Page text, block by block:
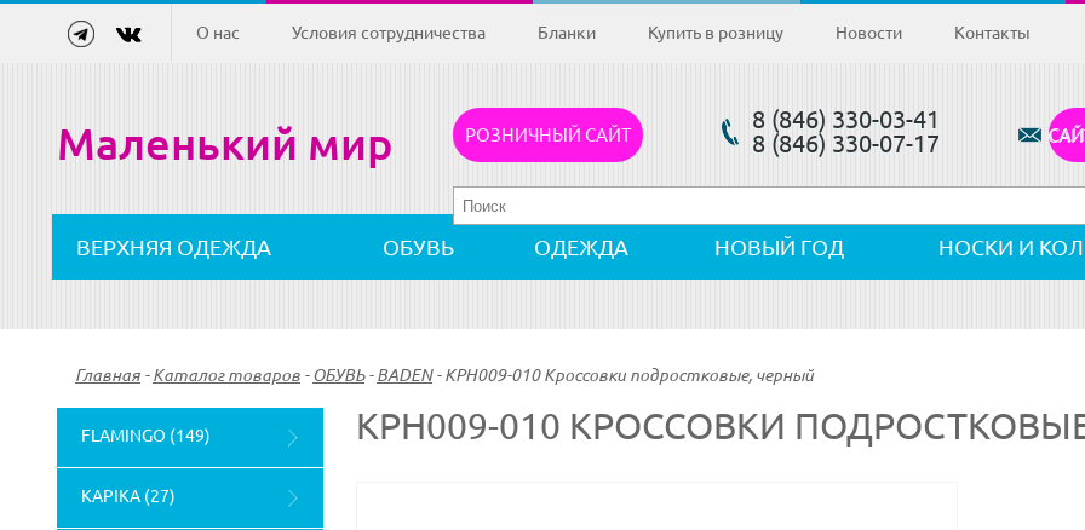
О нас Условия сотрудничества Бланки Купить в розницу Новости Контакты
Маленький мир РОЗНИЧНЫЙ САЙТ
8 (846) 330-03-41
8 (846) 330-07-17
ВЕРХНЯЯ ОДЕЖДА ОБУВЬ ОДЕЖДА НОВЫЙ ГОД НОСКИ И
Главная - Каталог товаров - ОБУВЬ - BADEN - KPH009-010 Кроссовки подростковые, черный
FLAMINGO (149)
KAPIKA (27)
KPH009-010 КРОССОВКИ